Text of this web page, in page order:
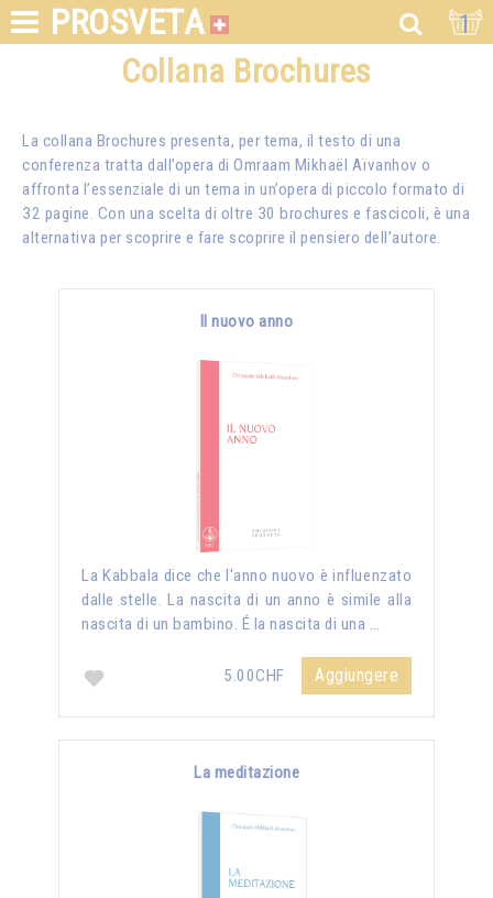
PROSVETA 1
Collana Brochures
La collana Brochures presenta, per tema, il testo di una
conferenza tratta dall’opera di Omraam Mikhaël Aïvanhov o
affronta l’essenziale di un tema in un’opera di piccolo formato di
32 pagine. Con una scelta di oltre 30 brochures e fascicoli, è una
alternativa per scoprire e fare scoprire il pensiero dell’autore.
Il nuovo anno
La Kabbala dice che l'anno nuovo è influenzato
dalle stelle. La nascita di un anno è simile alla
nascita di un bambino. É la nascita di una …
5.00CHF Aggiungere
La meditazione